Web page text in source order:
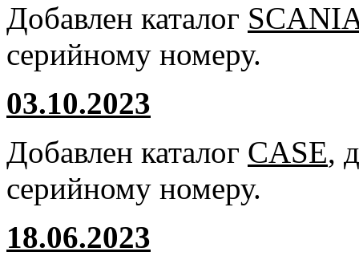
Добавлен каталог
серийному номеру.
03.10.2023
Добавлен каталог CASE,
серийному номеру.
18.06.2023